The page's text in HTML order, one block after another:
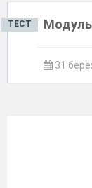
ТЕСТ Модуль
31